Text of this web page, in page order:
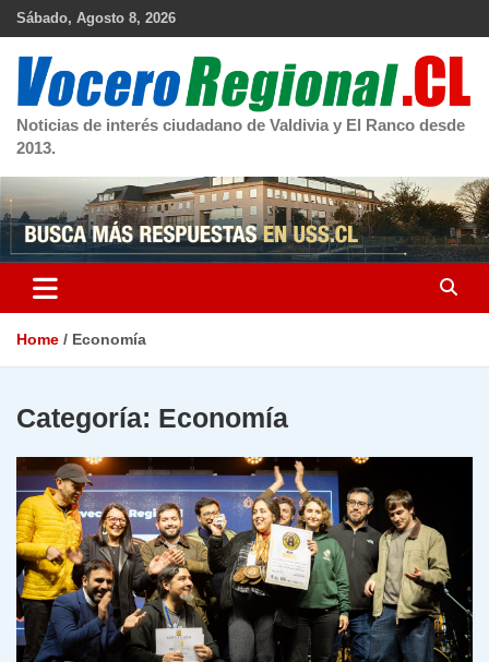
Skip
Sábado, Agosto 8, 2026
Noticias de interés ciudadano de Valdivia y El Ranco desde
2013.
Home Economía
Categoría: Economía